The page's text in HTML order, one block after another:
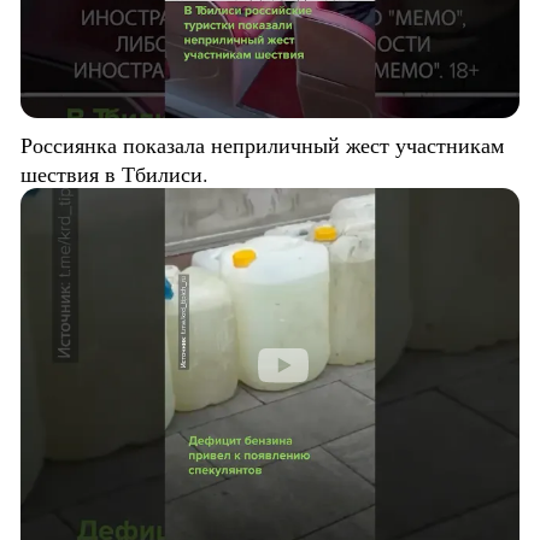
Россиянка показала неприличный жест участникам
шествия в Тбилиси.